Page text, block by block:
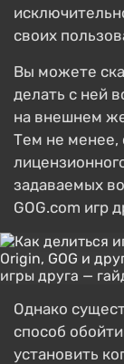
своих
Вы можете
делать с ней
на внешнем
Тем не менее,
задаваемых
GOG.com игр
Однако
способ
установить